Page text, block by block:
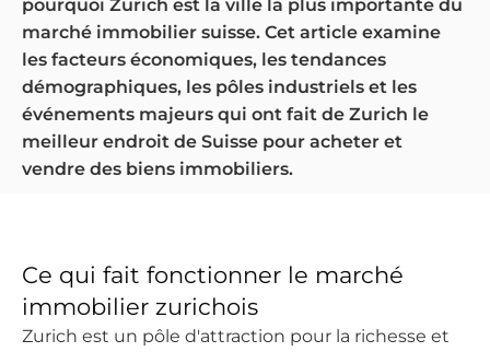
pourquoi Zurich est la ville la plus importante du
marché immobilier suisse. Cet article examine
les facteurs économiques, les tendances
démographiques, les pôles industriels et les
événements majeurs qui ont fait de Zurich le
meilleur endroit de Suisse pour acheter et
vendre des biens immobiliers.
Ce qui fait fonctionner le marché
immobilier zurichois
Zurich est un pôle d'attraction pour la richesse et